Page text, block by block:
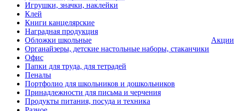
Игрушки, значки, наклейки
Клей
Книги канцелярские
Наградная продукция
Обложки школьные
Органайзеры, детские настольные наборы, стаканчики
Офис
Папки для труда, для тетрадей
Пеналы
Портфолио для школьников и дошкольников
Принадлежности для письма и черчения
Продукты питания, посуда и техника
Акции